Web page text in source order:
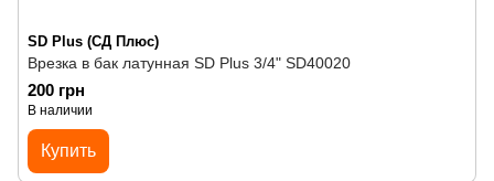
SD Plus (СД Плюс)
Врезка в бак латунная SD Plus 3/4" SD40020
200 грн
В наличии
Купить